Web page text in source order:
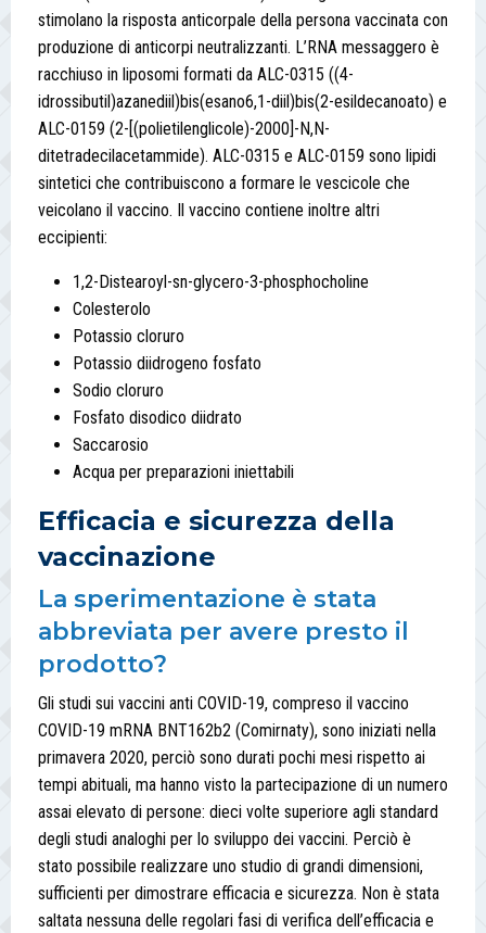
stimolano la risposta anticorpale della persona vaccinata con
produzione di anticorpi neutralizzanti. L’RNA messaggero è
racchiuso in liposomi formati da ALC-0315 ((4-
idrossibutil)azanediil)bis(esano6,1-diil)bis(2-esildecanoato) e
ALC-0159 (2-[(polietilenglicole)-2000]-N,N-
ditetradecilacetammide). ALC-0315 e ALC-0159 sono lipidi
sintetici che contribuiscono a formare le vescicole che
veicolano il vaccino. Il vaccino contiene inoltre altri
eccipienti:
1,2-Distearoyl-sn-glycero-3-phosphocholine
Colesterolo
Potassio cloruro
Potassio diidrogeno fosfato
Sodio cloruro
Fosfato disodico diidrato
Saccarosio
Acqua per preparazioni iniettabili
Efficacia e sicurezza della
vaccinazione
La sperimentazione è stata
abbreviata per avere presto il
prodotto?
Gli studi sui vaccini anti COVID-19, compreso il vaccino
COVID-19 mRNA BNT162b2 (Comirnaty), sono iniziati nella
primavera 2020, perciò sono durati pochi mesi rispetto ai
tempi abituali, ma hanno visto la partecipazione di un numero
assai elevato di persone: dieci volte superiore agli standard
degli studi analoghi per lo sviluppo dei vaccini. Perciò è
stato possibile realizzare uno studio di grandi dimensioni,
sufficienti per dimostrare efficacia e sicurezza. Non è stata
saltata nessuna delle regolari fasi di verifica dell’efficacia e